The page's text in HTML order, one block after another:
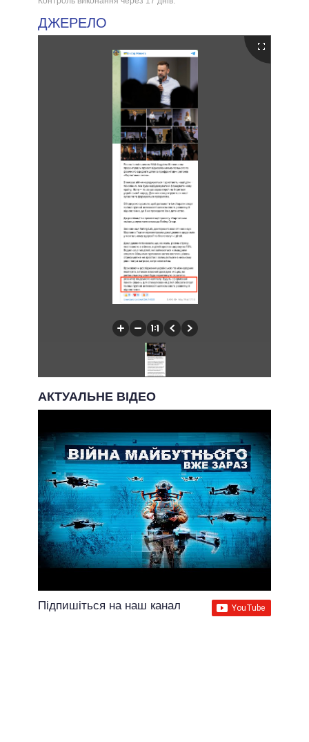
ДЖЕРЕЛО
АКТУАЛЬНЕ ВІДЕО
Підпишіться на наш канал